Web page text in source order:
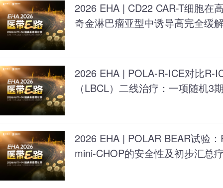
2026 EHA | CD22 CAR-T细胞在
奇金淋巴瘤亚型中诱导高完全缓
2026 EHA | POLA-R-ICE对比R-
（LBCL）二线治疗：一项随机3
2026 EHA | POLAR BEAR试验
mini-CHOP的安全性及初步汇总